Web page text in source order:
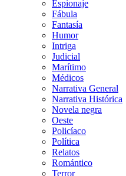
Espionaje
Fábula
Fantasía
Humor
Intriga
Judicial
Marítimo
Médicos
Narrativa General
Narrativa Histórica
Novela negra
Oeste
Policíaco
Política
Relatos
Romántico
Terror